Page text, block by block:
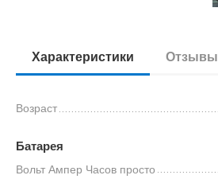
Характеристики Отзывы
Возраст
Батарея
Вольт Ампер Часов просто